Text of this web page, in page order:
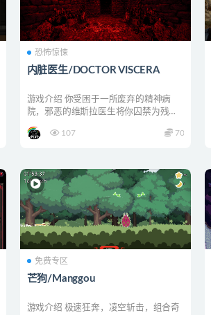
恐怖惊悚
内脏医生/DOCTOR VISCERA
游戏介绍 你受困于一所废弃的精神病
院，邪恶的维斯拉医生将你囚禁为残酷
107
70
免费专区
芒狗/Manggou
游戏介绍 极速狂奔，凌空斩击，组合奇